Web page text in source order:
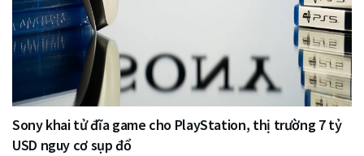
Sony khai tử đĩa game cho PlayStation, thị trường 7 tỷ
USD nguy cơ sụp đổ